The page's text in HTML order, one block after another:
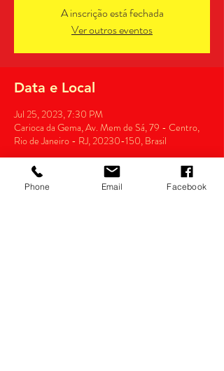
A inscrição está fechada
Ver outros eventos
Data e Local
Jul 25, 2023, 7:30 PM
Carioca da Gema, Av. Mem de Sá, 79 - Centro,
Rio de Janeiro - RJ, 20230-150, Brasil
Phone Email Facebook